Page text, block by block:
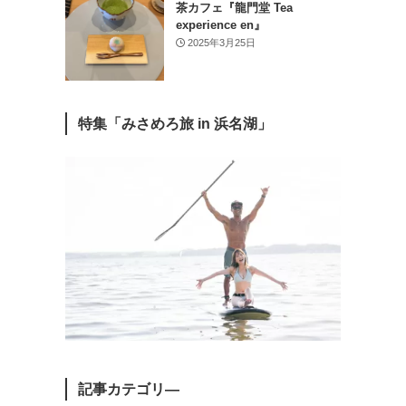
茶カフェ『龍門堂 Tea
experience en』
2025年3月25日
特集「みさめろ旅 in 浜名湖」
記事カテゴリ―